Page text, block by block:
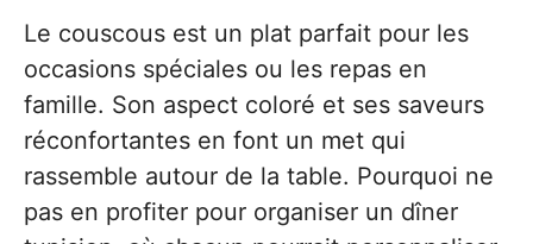
Le couscous est un plat parfait pour les
occasions spéciales ou les repas en
famille. Son aspect coloré et ses saveurs
réconfortantes en font un met qui
rassemble autour de la table. Pourquoi ne
pas en profiter pour organiser un dîner